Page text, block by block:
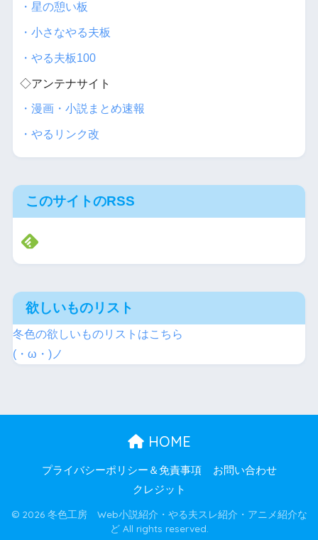
・星の憩い板
・小さなやる夫板
・やる夫板100
◇アンテナサイト
・漫画・小説まとめ速報
・やるリンク改
このサイトのRSS
欲しいものリスト
冬色の欲しいものリストはこちら
(・ω・)ノ
HOME
プライバシーポリシー＆免責事項
お問い合わせ
クレジット
© 2026 冬色工房 Web小説紹介・やる夫スレ紹介・アニメ紹介な
ど All rights reserved.